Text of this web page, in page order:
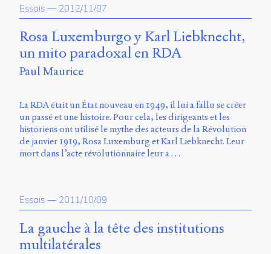
Barros,
Greis,
Timothée
Guicherd,
Servanne
Sauret
et
Marcello
Vitali-
Rosati,
2020.
Essais — 2012/11/07
Rosa Luxemburgo y Karl Liebknecht,
un mito paradoxal en RDA
Paul Maurice
La RDA était un État nouveau en 1949, il lui a fallu se créer
un passé et une histoire. Pour cela, les dirigeants et les
historiens ont utilisé le mythe des acteurs de la Révolution
de janvier 1919, Rosa Luxemburg et Karl Liebknecht. Leur
mort dans l’acte révolutionnaire leur a …
Essais — 2011/10/09
La gauche à la tête des institutions
multilatérales